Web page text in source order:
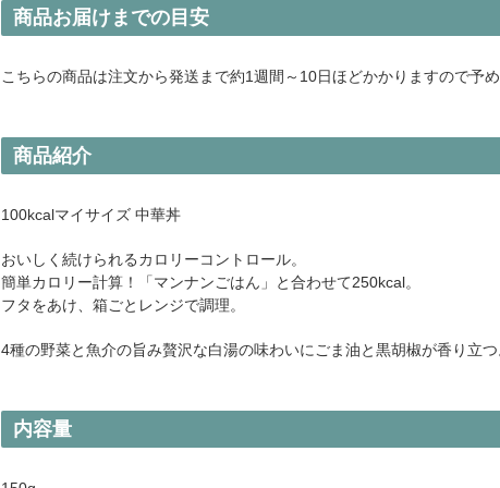
商品お届けまでの目安
こちらの商品は注文から発送まで約1週間～10日ほどかかりますので予め
商品紹介
100kcalマイサイズ 中華丼
おいしく続けられるカロリーコントロール。
簡単カロリー計算！「マンナンごはん」と合わせて250kcal。
フタをあけ、箱ごとレンジで調理。
4種の野菜と魚介の旨み贅沢な白湯の味わいにごま油と黒胡椒が香り立つ
内容量
SVN